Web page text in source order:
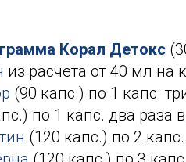
Корал Детокс
из расчета от 40 мл на
(90 капс.) по 1 капс.
по 1 капс. два раза
(120 капс.) по 2